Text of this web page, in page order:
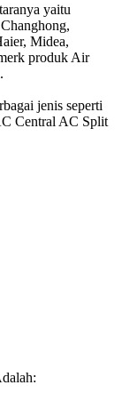
yaitu
Midea,
produk Air
jenis seperti
Central AC Split